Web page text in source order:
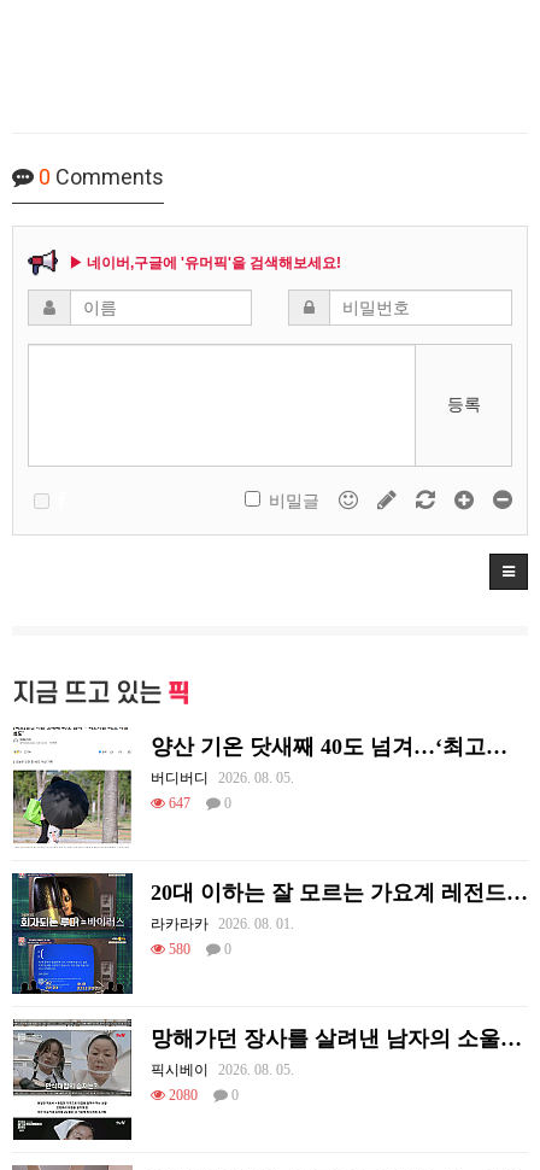
0 Comments
▶ 네이버,구글에 '유머픽'을 검색해보세요!
등록
비밀글
지금 뜨고 있는 픽
양산 기온 닷새째 40도 넘겨…‘최고기온 42도 가능성도’
버디버디
2026. 08. 05.
647
0
20대 이하는 잘 모르는 가요계 레전드 썰
라카라카
2026. 08. 01.
580
0
망해가던 장사를 살려낸 남자의 소울푸드 제육볶음의 위력 ㅋㅋ
픽시베이
2026. 08. 05.
2080
0